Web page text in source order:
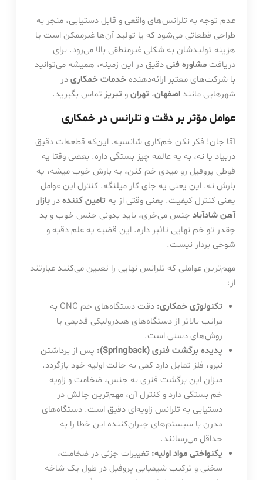
عدم توجه به تلرانس‌های واقعی و قابل دستیابی، منجر به
طراحی قطعاتی می‌شود که یا تولید آن‌ها غیرممکن است یا
هزینه تولیدشان به شکلی غیرمنطقی بالا می‌رود. برای
دریافت مشاوره فنیدقیق در این زمینه، همیشه می‌توانید
با شرکت‌های معتبر ارائه‌دهنده خدمات خمکاریدر
شهرهایی مانند اصفهان، تهرانو تبریزتماس بگیرید.
عوامل مؤثر بر دقت و تلرانس در خمکاری
آقا جان! فکر نکن خم‌کاری شانسیه. این‌که قطعه‌ات دقیق
دربیاد یا نه، به یه عالمه چیز بستگی داره. بعضی وقتا یه
قوطی پروفیل رو میدی خم کنن، یه بارش خوب میشه، یه
بارش نه. این یعنی یه جای کار میلنگه. کنترل این عوامل
یعنی کنترل کیفیت. یعنی وقتی از یه تامین کنندهدر بازار
آهن شادآبادجنس می‌خری، باید بدونی جنس خوب و بد
چقدر تو خم نهایی تاثیر داره. این قضیه یه علم دقیه و
شوخی بردار نیست.
مهم‌ترین عواملی که تلرانس نهایی را تعیین می‌کنند عبارتند
از:
تکنولوژی خمکاری:
دقت دستگاه‌های خم CNC به
مراتب بالاتر از دستگاه‌های هیدرولیکی قدیمی یا
روش‌های دستی است.
پدیده برگشت فنری (Springback):
پس از برداشتن
نیرو، فلز تمایل دارد کمی به حالت اولیه خود بازگردد.
میزان این برگشت فنری به جنس، ضخامت و زاویه
خم بستگی دارد و کنترل آن، مهم‌ترین چالش در
دستیابی به تلرانس زاویه‌ای دقیق است. دستگاه‌های
مدرن با سیستم‌های جبران‌کننده این خطا را به
حداقل می‌رسانند.
یکنواختی مواد اولیه: تغییرات جزئی در ضخامت،
سختی و ترکیب شیمیایی پروفیل در طول یک شاخه